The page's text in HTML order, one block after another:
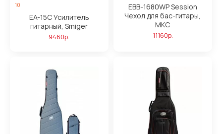
10
EA-15C Усилитель
гитарный, Smiger
9460р.
EBB-1680WP Session
Чехол для бас-гитары,
MKC
11160р.